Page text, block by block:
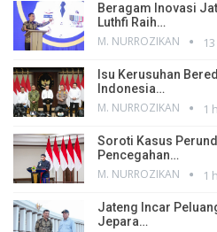
Beragam Inovasi
Luthfi Raih…
M. NURROZIKAN
Isu Kerusuhan
Indonesia…
M. NURROZIKAN 1
Soroti Kasus
Pencegahan…
M. NURROZIKAN 1
Jateng Incar
Jepara…